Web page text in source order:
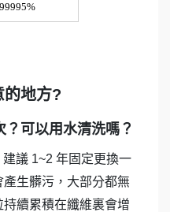
的地方?
可以用水清洗嗎？
議 1~2 年固定更換一
生髒污，大部分都無
續累積在纖維裏會增